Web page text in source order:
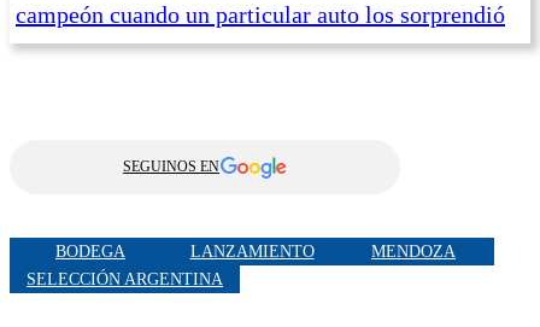
campeón cuando un particular auto los sorprendió
SEGUINOS EN
BODEGA LANZAMIENTO
MENDOZA
SELECCIÓN ARGENTINA